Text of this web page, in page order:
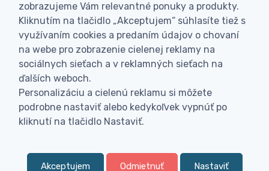
Skúsenosť
Široký sortiment, z ktorého Vám pomôžeme vybrať
zobrazujeme Vám relevantné ponuky a produkty.
Kliknutím na tlačidlo „Akceptujem“ súhlasíte tiež s
využívaním cookies a predaním údajov o chovaní
na webe pro zobrazenie cielenej reklamy na
sociálnych sieťach a v reklamných sieťach na
ďalších weboch.
Personalizáciu a cielenú reklamu si môžete
podrobne nastaviť alebo kedykoľvek vypnúť po
kliknutí na tlačidlo Nastaviť.
Akceptujem Odmietnuť Nastaviť